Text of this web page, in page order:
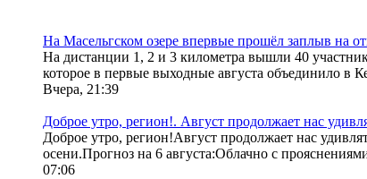
На Масельгском озере впервые прошёл заплыв на
На дистанции 1, 2 и 3 километра вышли 40
которое в первые выходные августа объединило в
Вчера, 21:39
Доброе утро, регион!. Август продолжает нас
Доброе утро, регион!Август продолжает нас
осени.Прогноз на 6 августа:Облачно с
07:06